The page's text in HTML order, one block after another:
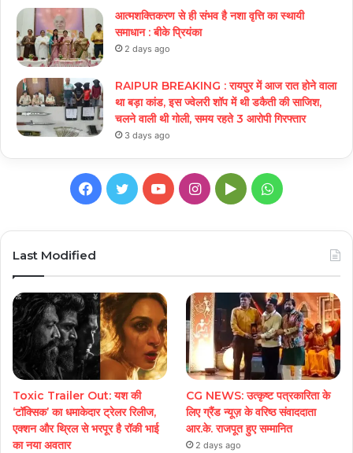
आत्मशक्तिकरण से ही संभव है नशा वृत्ति का स्थायी
समाधान : बीके प्रियंका
2 days ago
RAIPUR BREAKING : रायपुर में आज रात होने वाला
था बड़ा कांड, इस ज्वेलरी शॉप में थी डकैती की साजिश,
चलने वाली थी गोली, समय रहते 3 आरोपी गिरफ्तार
3 days ago
Facebook
TwitterYouTubeInstagram
GoogleWhatsApp
Last Modified
Toxic Trailer Out: यश की
‘टॉक्सिक’ का धमाकेदार ट्रेलर रिलीज,
एक्शन और थ्रिल से भरपूर है रॉकी भाई
का नया अवतार
CG NEWS: उत्कृष्ट पत्रकारिता के
लिए ग्रैंड न्यूज़ के वरिष्ठ संवाददाता
आर.के. राजपूत हुए सम्मानित
2 days ago